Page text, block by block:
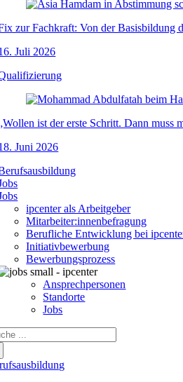
zur Fachkraft: Von der Basisbildung
Juli 2026
ist der erste Schritt. Dann muss
Juni 2026
ipcenter als Arbeitgeber
Mitarbeiter:innenbefragung
Berufliche Entwicklung bei
Initiativbewerbung
Bewerbungsprozess
Ansprechpersonen
Standorte
Jobs